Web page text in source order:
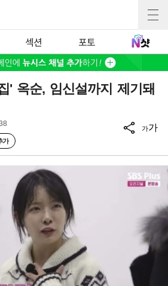
섹션 포토
' 옥순, 임신설까지 제기돼
가
가가